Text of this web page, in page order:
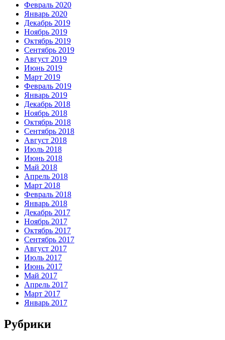
Февраль 2020
Январь 2020
Декабрь 2019
Ноябрь 2019
Октябрь 2019
Сентябрь 2019
Август 2019
Июнь 2019
Март 2019
Февраль 2019
Январь 2019
Декабрь 2018
Ноябрь 2018
Октябрь 2018
Сентябрь 2018
Август 2018
Июль 2018
Июнь 2018
Май 2018
Апрель 2018
Март 2018
Февраль 2018
Январь 2018
Декабрь 2017
Ноябрь 2017
Октябрь 2017
Сентябрь 2017
Август 2017
Июль 2017
Июнь 2017
Май 2017
Апрель 2017
Март 2017
Январь 2017
Рубрики